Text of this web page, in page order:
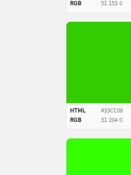
RGB
51 153 0
HTML
#33CC00
RGB
51 204 0